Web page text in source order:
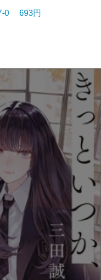
0 693円